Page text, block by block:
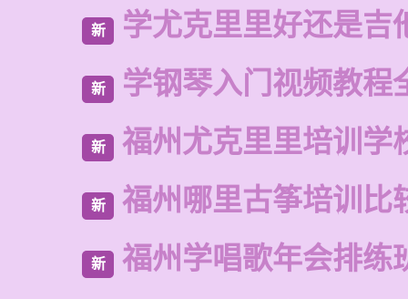
新 学尤克里里好还是吉
新 学钢琴入门视频教程
新 福州尤克里里培训学
新 福州哪里古筝培训比
新 福州学唱歌年会排练